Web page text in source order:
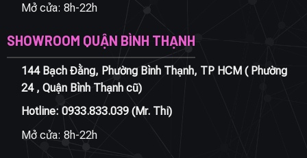
Mở cửa: 8h-22h
SHOWROOM QUẬN BÌNH THẠNH
144 Bạch Đằng, Phường Bình Thạnh, TP HCM ( Phường
24 , Quận Bình Thạnh cũ)
Hotline: 0933.833.039(Mr. Thi)
Mở cửa: 8h-22h